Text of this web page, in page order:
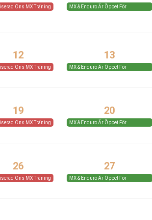
Ons MX Träning
MX & Enduro Är Öppet För
12
Ons MX Träning
13
MX & Enduro Är Öppet För
19
Ons MX Träning
20
MX & Enduro Är Öppet För
26
Ons MX Träning
27
MX & Enduro Är Öppet För